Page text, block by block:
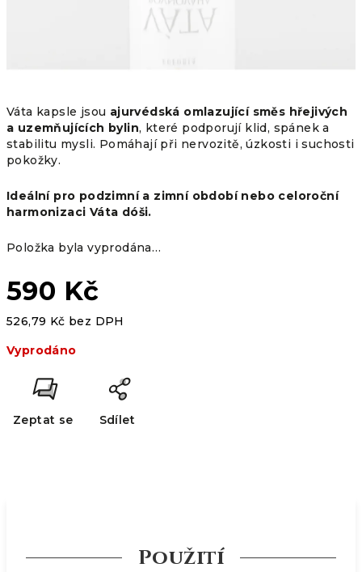
Váta kapsle jsou ajurvédská omlazující směs hřejivých
a uzemňujících bylin, které podporují klid, spánek a
stabilitu mysli. Pomáhají při nervozitě, úzkosti i suchosti
pokožky.
Ideální pro podzimní a zimní období nebo celoroční
harmonizaci Váta dóši.
Položka byla vyprodána…
590 Kč
526,79 Kč bez DPH
cena:
Vyprodáno
Zeptat se Sdílet
Použití